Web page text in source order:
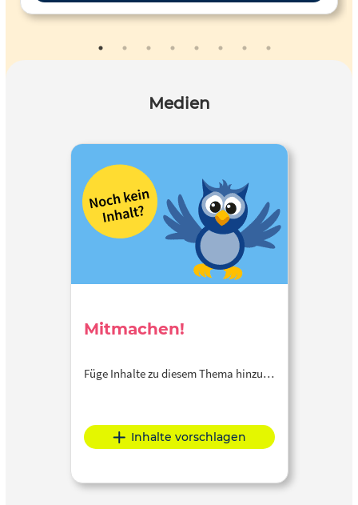
Medien
Mitmachen!
Füge Inhalte zu diesem Thema hinzu…
Inhalte vorschlagen